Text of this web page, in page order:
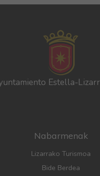
Estella-
Nabarmenak
Lizarrako Turismoa
Bide Berdea